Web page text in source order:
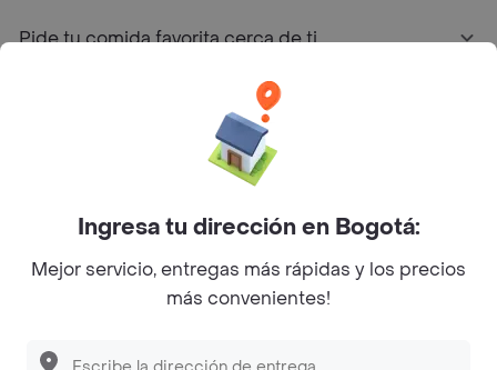
Pide tu comida favorita cerca de ti
Sobre Rappi
Facebook
Twitter
Instagram
©2026Rappi Inc. All rights reserved.
Ingresa tu dirección en Bogotá:
Mejor servicio, entregas más rápidas y los precios
más convenientes!